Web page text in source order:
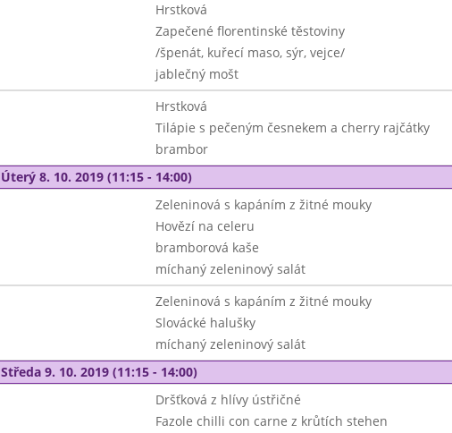
Hrstková
Zapečené florentinské těstoviny
/špenát, kuřecí maso, sýr, vejce/
jablečný mošt
Hrstková
Tilápie s pečeným česnekem a cherry rajčátky
brambor
Úterý 8. 10. 2019 (11:15 - 14:00)
Zeleninová s kapáním z žitné mouky
Hovězí na celeru
bramborová kaše
míchaný zeleninový salát
Zeleninová s kapáním z žitné mouky
Slovácké halušky
míchaný zeleninový salát
Středa 9. 10. 2019 (11:15 - 14:00)
Dršťková z hlívy ústřičné
Fazole chilli con carne z krůtích stehen